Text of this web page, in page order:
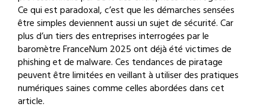
Ce qui est paradoxal, c’est que les démarches sensées
être simples deviennent aussi un sujet de sécurité. Car
plus d’un tiers des entreprises interrogées par le
baromètre FranceNum 2025 ont déjà été victimes de
phishing et de malware. Ces tendances de piratage
peuvent être limitées en veillant à utiliser des pratiques
numériques saines comme celles abordées dans cet
article.